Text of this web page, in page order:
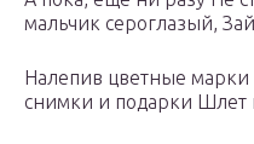
мальчик сероглазый,
Налепив цветные
снимки и подарки Шлет